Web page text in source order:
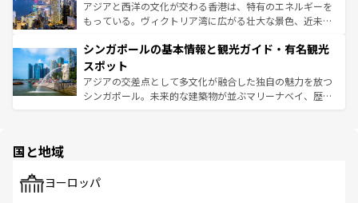
ひ現地で味わいたい。どの地域を訪れてもあたたかい人々
が旅行者を迎えてくれるので、きっと忘れられない旅にな
参照してほしい。
帯で自然と触れ合い、南部ではプーケットやクラビの美し
いビーチでリゾート気分を楽しむことができる。タイ料理
激する。気候は一年中温暖で、どの季節にも異なる楽しみ
が待っている。親しみやすいタイの人々、仏教を中心とし
た文化、そして多様な観光資源が、訪れる旅人を魅了し続
ける。 なお、新着のタイ情報はコンテンツ一覧を参照して
アジアと西洋の文化が交わる香港は、特有のエネルギーを
もっている。ヴィクトリア湾に広がる壮大な景色、近未来
み、どこを訪れても感動するはず。観光スポットが密集し
ており、効率よく見どころを回れるのも魅力。息をのむよ
うな絶景から文化的な体験まで、香港を存分に楽しみ尽く
そう。 なお、新着の香港情報はコンテンツ一覧を参照して
シンガポールの基本情報と観光ガイド・有名観光
スポット
アジアの交差点として多文化が融合した独自の魅力を放つ
シンガポール。未来的な建築物が並ぶマリーナベイ、歴史
で、ホーカーズは地元の風情を楽しめる外せないスポット
国と地域
ヨーロッパ